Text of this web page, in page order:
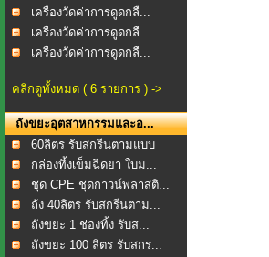
เครื่องวัดค่าการดูดกลื...
เครื่องวัดค่าการดูดกลื...
เครื่องวัดค่าการดูดกลื...
คลิกดูทั้งหมด ( 6 รายการ ) ->
ถังขยะอุตสาหกรรมและอ...
60ลิตร รับสกรีนตามแบบ
กล่องทิ้งเข็มฉีดยา ใบม...
ชุด CPE ชุดกาวน์พลาสติ...
ถัง 40ลิตร รับสกรีนตาม...
ถังขยะ 1 ช่องทิ้ง รับส...
ถังขยะ 100 ลิตร รับสกร...